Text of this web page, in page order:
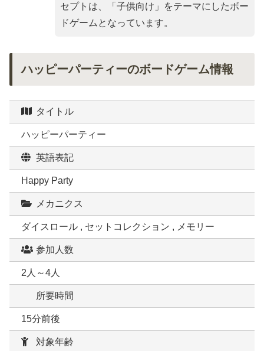
セプトは、「 子供向け 」をテーマにしたボー
ドゲームとなっています。
ハッピーパーティーのボードゲーム情報
タイトル
ハッピーパーティー
英語表記
Happy Party
メカニクス
ダイスロール , セットコレクション , メモリー
参加人数
2人～4人
所要時間
15分前後
対象年齢